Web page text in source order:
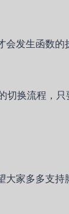
发生函数
换流程，
家多多支持